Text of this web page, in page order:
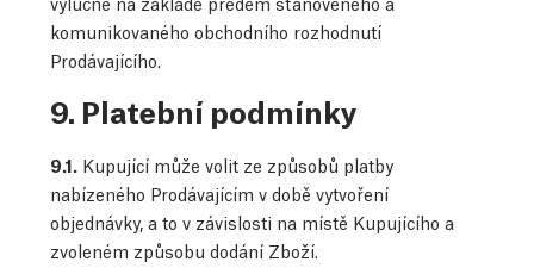
komunikovaného obchodního rozhodnutí
Prodávajícího.
9. Platební podmínky
9.1. Kupující může volit ze způsobů platby
nabízeného Prodávajícím v době vytvoření
objednávky, a to v závislosti na místě Kupujícího a
zvoleném způsobu dodání Zboží.